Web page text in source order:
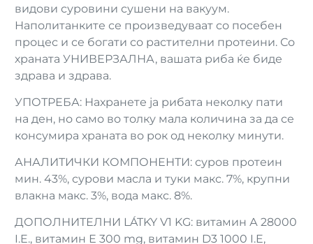
видови суровини сушени на вакуум.
Наполитанките се произведуваат со посебен
процес и се богати со растителни протеини. Со
храната УНИВЕРЗАЛНА, вашата риба ќе биде
здрава и здрава.
УПОТРЕБА: Нахранете ја рибата неколку пати
на ден, но само во толку мала количина за да се
консумира храната во рок од неколку минути.
АНАЛИТИЧКИ КОМПОНЕНТИ: суров протеин
мин. 43%, сурови масла и туки макс. 7%, крупни
влакна макс. 3%, вода макс. 8%.
ДОПОЛНИТЕЛНИ LÁTKY V1 KG: витамин А 28000
I.E., витамин Е 300 mg, витамин D3 1000 I.E,